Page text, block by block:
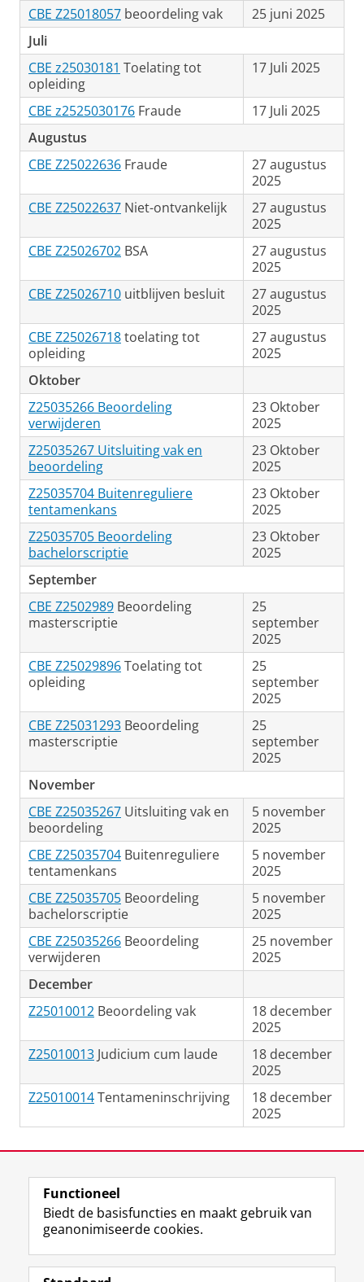
CBE Z25018057 beoordeling vak
25 juni 2025
Juli
CBE z25030181 Toelating tot
opleiding
17 Juli 2025
CBE z2525030176 Fraude
17 Juli 2025
Augustus
CBE Z25022636 Fraude
27 augustus
2025
CBE Z25022637 Niet-ontvankelijk
27 augustus
2025
CBE Z25026702 BSA
27 augustus
2025
CBE Z25026710 uitblijven besluit
27 augustus
2025
CBE Z25026718toelating tot
opleiding
27 augustus
2025
Oktober
Z25035266 Beoordeling
verwijderen
23 Oktober
2025
Z25035267 Uitsluiting vak en
beoordeling
23 Oktober
2025
Z25035704 Buitenreguliere
tentamenkans
23 Oktober
2025
Z25035705 Beoordeling
bachelorscriptie
23 Oktober
2025
September
CBE Z2502989 Beoordeling
masterscriptie
25
september
2025
CBE Z25029896Toelating tot
opleiding
25
september
2025
CBE Z25031293 Beoordeling
masterscriptie
25
september
2025
November
CBE Z25035267 Uitsluiting vak en
beoordeling
5 november
2025
CBE Z25035704 Buitenreguliere
tentamenkans
5 november
2025
CBE Z25035705 Beoordeling
bachelorscriptie
5 november
2025
CBE Z25035266 Beoordeling
verwijderen
25 november
2025
December
Z25010012 Beoordeling vak
18 december
2025
Z25010013 Judicium cum laude
18 december
2025
Z25010014Tentameninschrijving
18 december
2025
View this page in:English
Volg de RUG
F
a
L
i
R
S
I
n
Y
o
Functioneel
Biedt de basisfuncties en maakt gebruik van
geanonimiseerde cookies.